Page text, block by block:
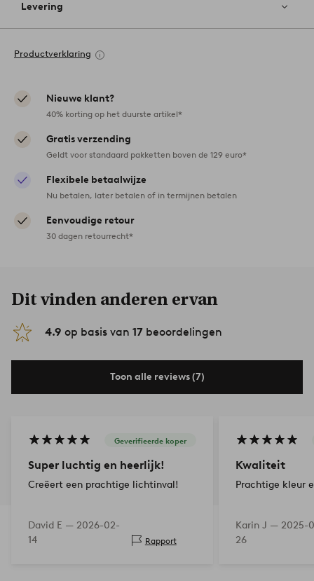
Levering
Productverklaring
Nieuwe klant?
40% korting op het duurste artikel*
Gratis verzending
Geldt voor standaard pakketten boven de 129 euro*
Flexibele betaalwijze
Nu betalen, later betalen of in termijnen betalen
Eenvoudige retour
30 dagen retourrecht*
Dit vinden anderen ervan
4.9 op basis van 17 beoordelingen
Toon alle reviews (7)
Geverifieerde koper
Super luchtig en heerlijk!
Creëert een prachtige lichtinval!
David E — 2026-02-
14
Rapport
Kwaliteit
Prachtige kleur
Karin J — 2025-
26